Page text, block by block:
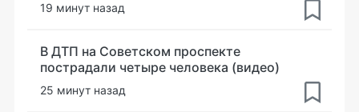
19 минут назад
В ДТП на Советском проспекте
пострадали четыре человека (видео)
25 минут назад